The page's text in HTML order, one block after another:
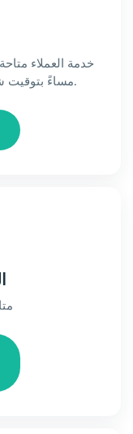
مساءً بتوقيت شرق الولايات المتحدة عبر الدردشة.